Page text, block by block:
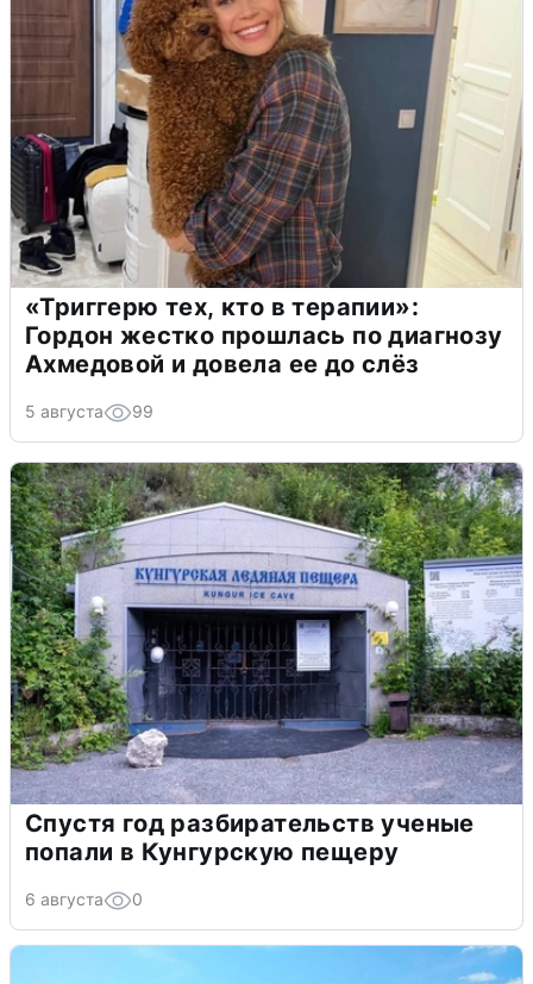
«Триггерю тех, кто в терапии»:
Гордон жестко прошлась по диагнозу
Ахмедовой и довела ее до слёз
5 августа 99
Спустя год разбирательств ученые
попали в Кунгурскую пещеру
6 августа 0